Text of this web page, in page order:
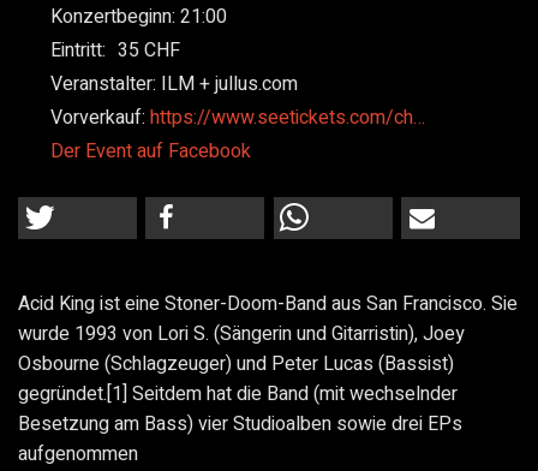
Konzertbeginn: 21:00
Eintritt: 35
Veranstalter: ILM + jullus.com
Vorverkauf: https://www.seetickets.com/ch…
Der Event auf Facebook
Acid King ist eine Stoner-Doom-Band aus San Francisco. Sie
wurde 1993 von Lori S. (Sängerin und Gitarristin), Joey
Osbourne (Schlagzeuger) und Peter Lucas (Bassist)
gegründet.[1] Seitdem hat die Band (mit wechselnder
Besetzung am Bass) vier Studioalben sowie drei EPs
aufgenommen